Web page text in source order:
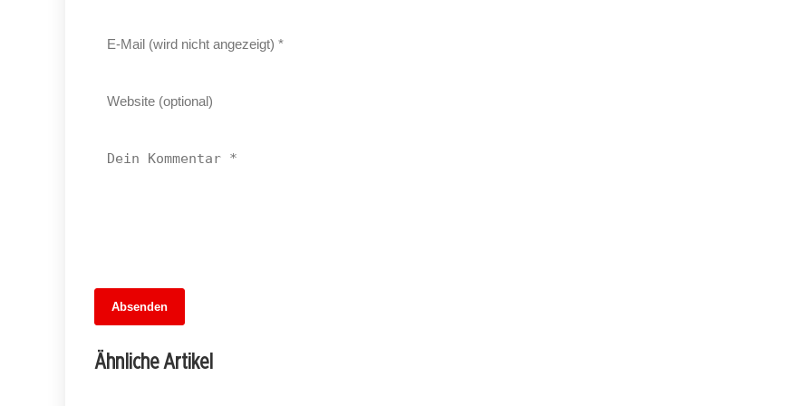
Absenden
Ähnliche Artikel
MuseumsMeileMitte: Berlins neues
kulturelles Herz schlägt am